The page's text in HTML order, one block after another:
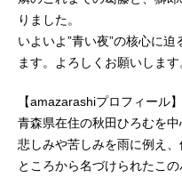
りました。
いよいよ”青い夜”の核心に
ます。よろしくお願いします
【amazarashiプロフィール】
青森県在住の秋田ひろむを
悲しみや苦しみを雨に例え
ところから名づけられたこ